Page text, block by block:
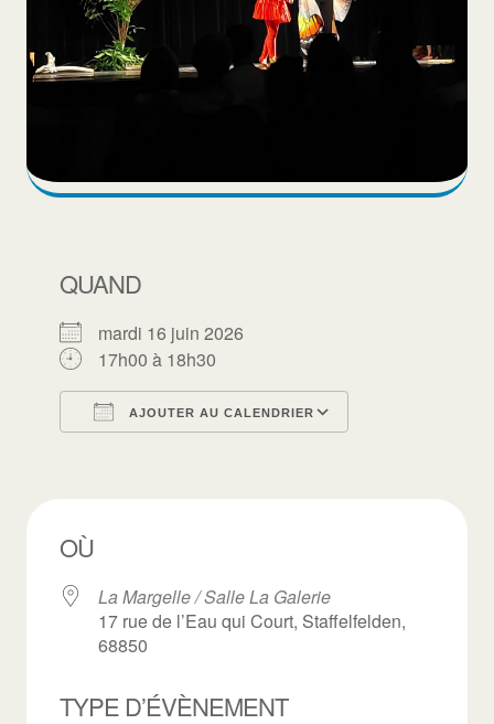
QUAND
mardi 16 juin 2026
17h00 à 18h30
AJOUTER AU CALENDRIER
OÙ
La Margelle / Salle La Galerie
17 rue de l’Eau qui Court, Staffelfelden,
68850
TYPE D’ÉVÈNEMENT